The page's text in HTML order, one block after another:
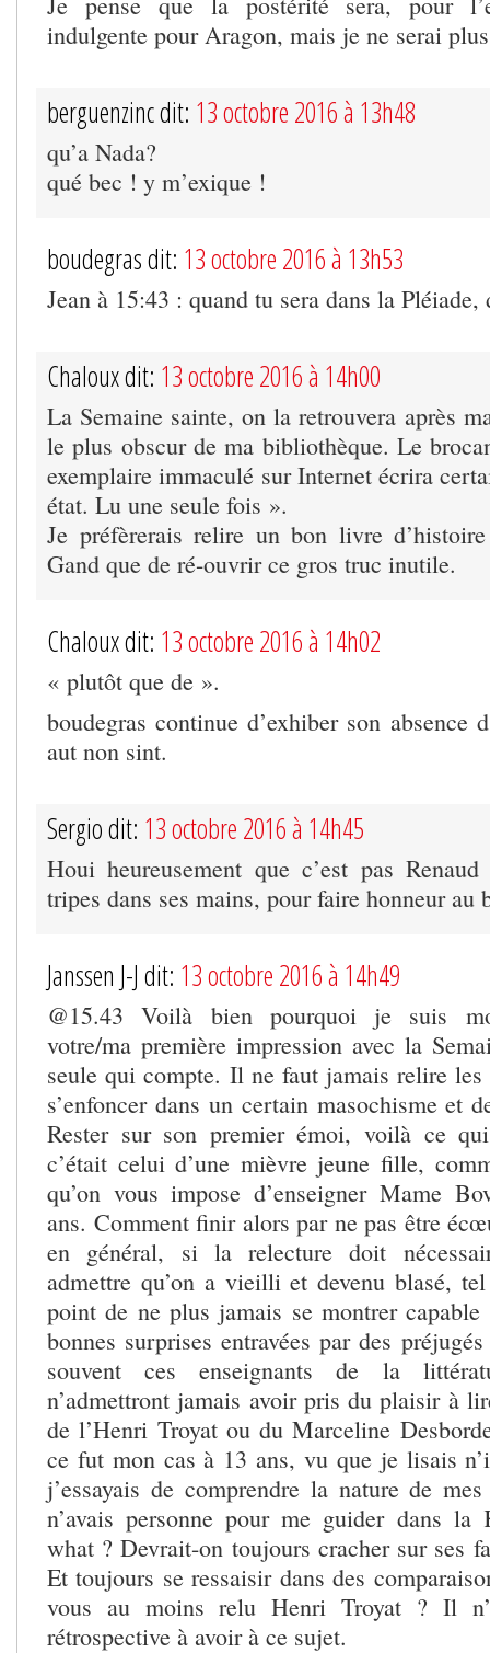
indulgente pour Aragon, mais je ne serai
berguenzinc dit: 13 octobre 2016 à 13h48
qu’a Nada?
qué bec ! y m’exique !
boudegras dit: 13 octobre 2016 à 13h53
Jean à 15:43 : quand tu sera dans la Pléiade,
Chaloux dit: 13 octobre 2016 à 14h00
La Semaine sainte, on la retrouvera après
le plus obscur de ma bibliothèque. Le
exemplaire immaculé sur Internet écrira
état. Lu une seule fois ».
Je préfèrerais relire un bon livre
Gand que de ré-ouvrir ce gros truc inutile.
Chaloux dit: 13 octobre 2016 à 14h02
« plutôt que de ».
boudegras continue d’exhiber son absence
aut non sint.
Sergio dit: 13 octobre 2016 à 14h45
Houi heureusement que c’est pas
tripes dans ses mains, pour faire honneur
Janssen J-J dit: 13 octobre 2016 à 14h49
@15.43 Voilà bien pourquoi je suis
votre/ma première impression avec la
seule qui compte. Il ne faut jamais relire
s’enfoncer dans un certain masochisme et
Rester sur son premier émoi, voilà ce
c’était celui d’une mièvre jeune fille,
qu’on vous impose d’enseigner Mame
ans. Comment finir alors par ne pas être
en général, si la relecture doit
admettre qu’on a vieilli et devenu blasé,
point de ne plus jamais se montrer capable
bonnes surprises entravées par des
souvent ces enseignants de la
n’admettront jamais avoir pris du plaisir à
de l’Henri Troyat ou du Marceline
ce fut mon cas à 13 ans, vu que je lisais
j’essayais de comprendre la nature de
n’avais personne pour me guider dans
what ? Devrait-on toujours cracher sur ses
Et toujours se ressaisir dans des
vous au moins relu Henri Troyat ? Il
rétrospective à avoir à ce sujet.